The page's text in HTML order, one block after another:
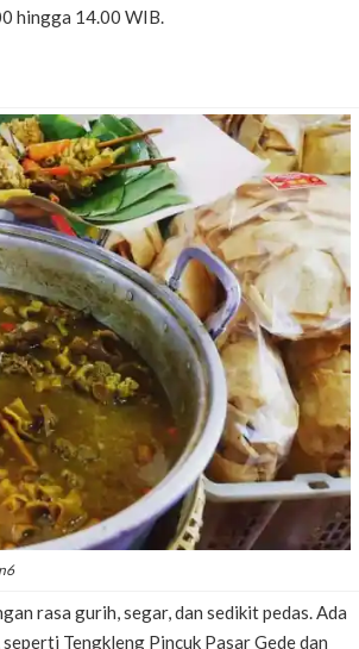
hingga 14.00 WIB.
rasa gurih, segar, dan sedikit pedas. Ada
Tengkleng Pincuk Pasar Gede dan